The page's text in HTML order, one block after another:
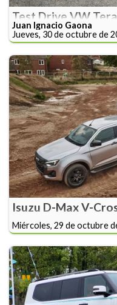
Test Drive VW
Juan Ignacio Gaona
Jueves, 30 de octubre de
Isuzu D-Max V-
Miércoles, 29 de octubre